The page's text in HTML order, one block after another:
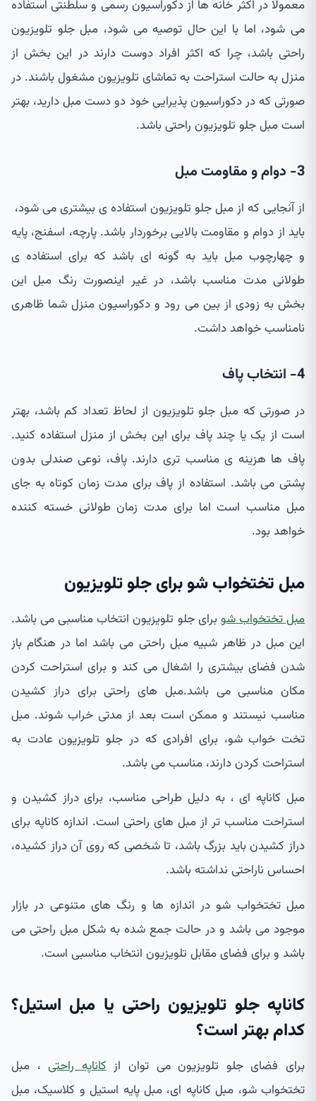
معمولا در اکثر خانه ها از دکوراسیون رسمی و سلطنتی استفاده
می شود، اما با این حال توصیه می شود، مبل جلو تلویزیون
راحتی باشد، چرا که اکثر افراد دوست دارند در این بخش از
منزل به حالت استراحت به تماشای تلویزیون مشغول باشند. در
صورتی که در دکوراسیون پذیرایی خود دو دست مبل دارید، بهتر
است مبل جلو تلویزیون راحتی باشد.
3- دوام و مقاومت مبل
از آنجایی که از مبل جلو تلویزیون استفاده ی بیشتری می شود،
باید از دوام و مقاومت بالایی برخوردار باشد. پارچه، اسفنج، پایه
و چهارچوب مبل باید به گونه ای باشد که برای استفاده ی
طولانی مدت مناسب باشد، در غیر اینصورت رنگ مبل این
بخش به زودی از بین می رود و دکوراسیون منزل شما ظاهری
نامناسب خواهد داشت.
4- انتخاب پاف
در صورتی که مبل جلو تلویزیون از لحاظ تعداد کم باشد، بهتر
است از یک یا چند پاف برای این بخش از منزل استفاده کنید.
پاف ها هزینه ی مناسب تری دارند. پاف، نوعی صندلی بدون
پشتی می باشد. استفاده از پاف برای مدت زمان کوتاه به جای
مبل مناسب است اما برای مدت زمان طولانی خسته کننده
خواهد بود.
مبل تختخواب شو برای جلو تلویزیون
مبل تختخواب شوبرای جلو تلویزیون انتخاب مناسبی می باشد.
این مبل در ظاهر شبیه مبل راحتی می باشد اما در هنگام باز
شدن فضای بیشتری را اشغال می کند و برای استراحت کردن
مکان مناسبی می باشد.مبل های راحتی برای دراز کشیدن
مناسب نیستند و ممکن است بعد از مدتی خراب شوند. مبل
تخت خواب شو، برای افرادی که در جلو تلویزیون عادت به
استراحت کردن دارند، مناسب می باشد.
مبل کاناپه ای ، به دلیل طراحی مناسب، برای دراز کشیدن و
استراحت مناسب تر از مبل های راحتی است. اندازه کاناپه برای
دراز کشیدن باید بزرگ باشد، تا شخصی که روی آن دراز کشیده،
احساس ناراحتی نداشته باشد.
مبل تختخواب شو در اندازه ها و رنگ های متنوعی در بازار
موجود می باشد و در حالت جمع شده به شکل مبل راحتی می
باشد و برای فضای مقابل تلویزیون انتخاب مناسبی است.
کاناپه جلو تلویزیون راحتی یا مبل استیل؟
کدام بهتر است؟
برای فضای جلو تلویزیون می توان ازکاناپه راحتی، مبل
تختخواب شو، مبل کاناپه ای، مبل پایه استیل و کلاسیک، مبل